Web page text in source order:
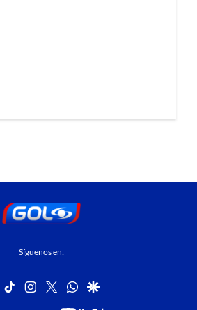
Síguenos en:
facebook
tiktok instagram
twitterwhatsapp
google